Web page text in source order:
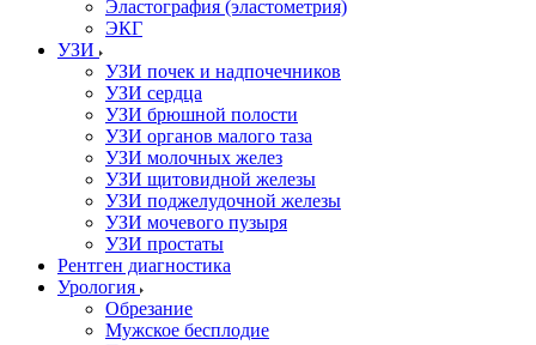
Эластография (эластометрия)
ЭКГ
УЗИ
УЗИ почек и надпочечников
УЗИ сердца
УЗИ брюшной полости
УЗИ органов малого таза
УЗИ молочных желез
УЗИ щитовидной железы
УЗИ поджелудочной железы
УЗИ мочевого пузыря
УЗИ простаты
Рентген диагностика
Урология
Обрезание
Мужское бесплодие